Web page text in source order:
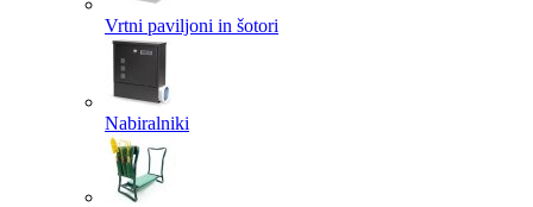
Vrtni paviljoni in šotori
Nabiralniki